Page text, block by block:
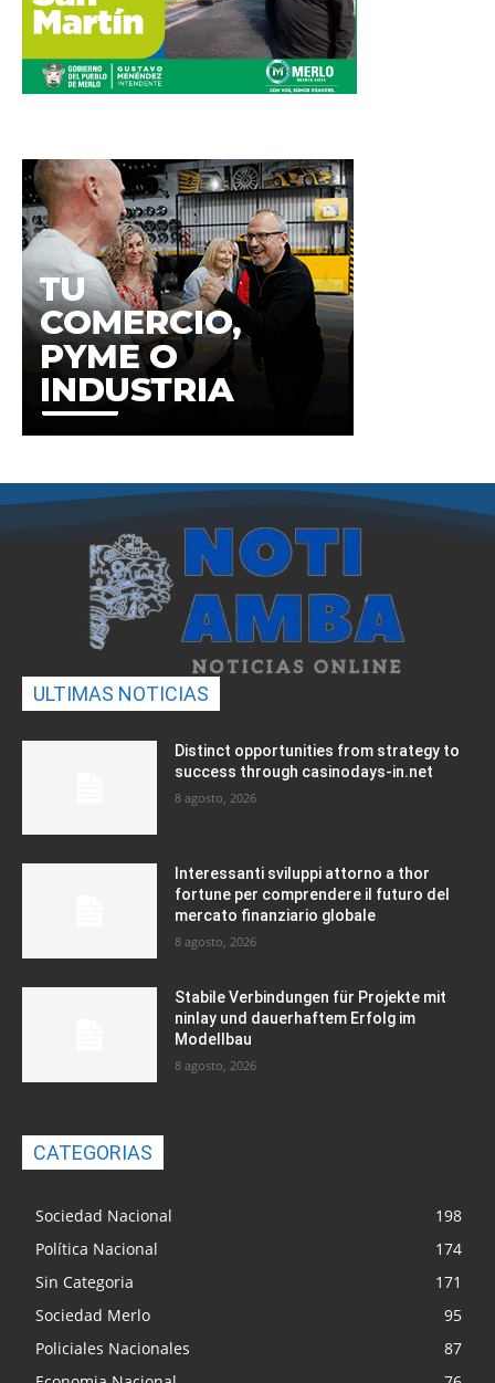
ULTIMAS NOTICIAS
Distinct opportunities from strategy to
success through casinodays-in.net
8 agosto, 2026
Interessanti sviluppi attorno a thor
fortune per comprendere il futuro del
mercato finanziario globale
8 agosto, 2026
Stabile Verbindungen für Projekte mit
ninlay und dauerhaftem Erfolg im
Modellbau
8 agosto, 2026
CATEGORIAS
Sociedad Nacional
198
Política Nacional
174
Sin Categoria
171
Sociedad Merlo
95
Policiales Nacionales
87